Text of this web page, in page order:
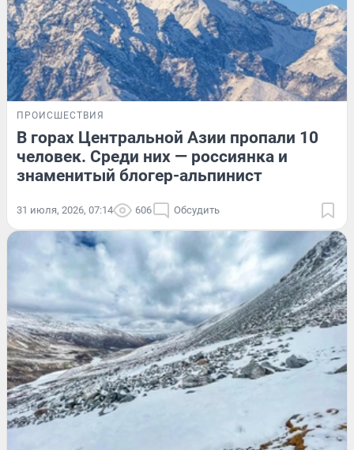
ПРОИСШЕСТВИЯ
В горах Центральной Азии пропали 10
человек. Среди них — россиянка и
знаменитый блогер-альпинист
31 июля, 2026, 07:14 606 Обсудить